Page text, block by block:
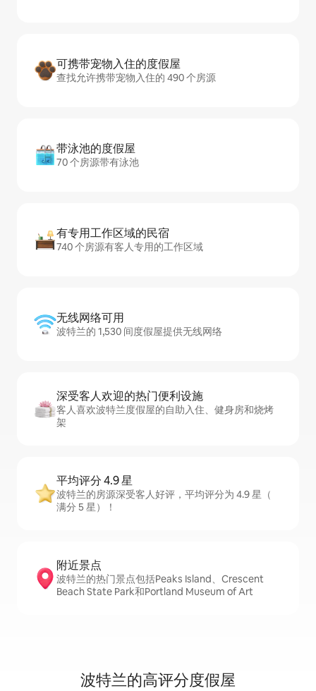
可携带宠物入住的度假屋
查找允许携带宠物入住的 490 个房源
带泳池的度假屋
70 个房源带有泳池
有专用工作区域的民宿
740 个房源有客人专用的工作区域
无线网络可用
波特兰的 1,530 间度假屋提供无线网络
深受客人欢迎的热门便利设施
客人喜欢波特兰度假屋的自助入住、健身房和烧烤
架
平均评分 4.9 星
波特兰的房源深受客人好评，平均评分为 4.9 星（
满分 5 星）！
附近景点
波特兰的热门景点包括Peaks Island、Crescent
Beach State Park和Portland Museum of Art
波特兰的高评分度假屋